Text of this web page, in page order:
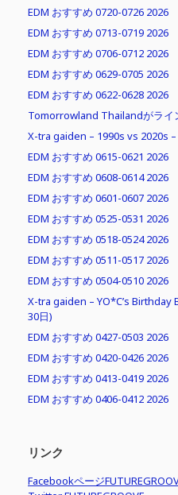
EDM おすすめ 0720-0726 2026
EDM おすすめ 0713-0719 2026
EDM おすすめ 0706-0712 2026
EDM おすすめ 0629-0705 2026
EDM おすすめ 0622-0628 2026
Tomorrowland Thailandがライ
X-tra gaiden – 1990s vs 2020s
EDM おすすめ 0615-0621 2026
EDM おすすめ 0608-0614 2026
EDM おすすめ 0601-0607 2026
EDM おすすめ 0525-0531 2026
EDM おすすめ 0518-0524 2026
EDM おすすめ 0511-0517 2026
EDM おすすめ 0504-0510 2026
X-tra gaiden – YO*C’s Birthday
30日)
EDM おすすめ 0427-0503 2026
EDM おすすめ 0420-0426 2026
EDM おすすめ 0413-0419 2026
EDM おすすめ 0406-0412 2026
リンク
Facebookページ